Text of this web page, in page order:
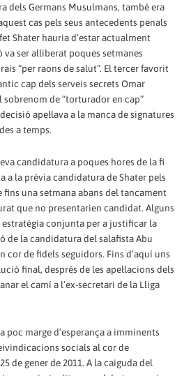
dels Germans Musulmans, també era
cas pels seus antecedents penals
Shater hauria d’estar actualment
ser alliberat poques setmanes
“per raons de salut”. El tercer favorit
cap dels serveis secrets Omar
de “torturador en cap”
apel·lava a la manca de signatures
a temps.
candidatura a poques hores de la fi
a la prèvia candidatura de Shater pels
fins una setmana abans del tancament
que no presentarien candidat. Alguns
estratègia conjunta per a justificar la
de la candidatura del salafista Abu
cor de fidels seguidors. Fins d’aquí uns
final, després de les apel·lacions dels
el camí a l’ex-secretari de la Lliga
marge d’esperança a imminents
socials al cor de
de gener de 2011. A la caiguda del